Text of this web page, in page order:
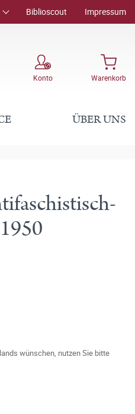
Biblioscout Impressum
Konto Warenkorb
ÜBER UNS
wünschen, nutzen Sie bitte